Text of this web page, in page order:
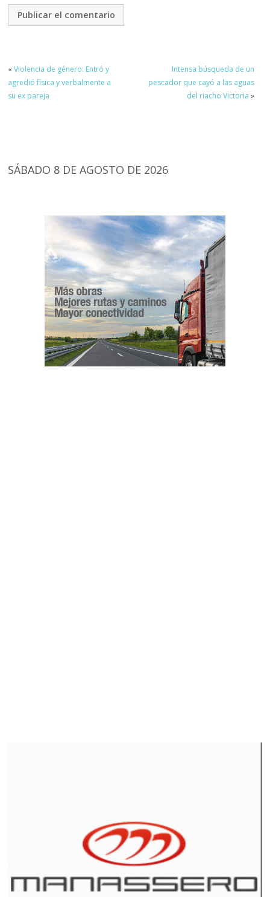
«Violencia de género: Entró y
agredió física y verbalmente a
su ex pareja
Intensa búsqueda de un
pescador que cayó a las aguas
del riacho Victoria »
SÁBADO 8 DE AGOSTO DE 2026